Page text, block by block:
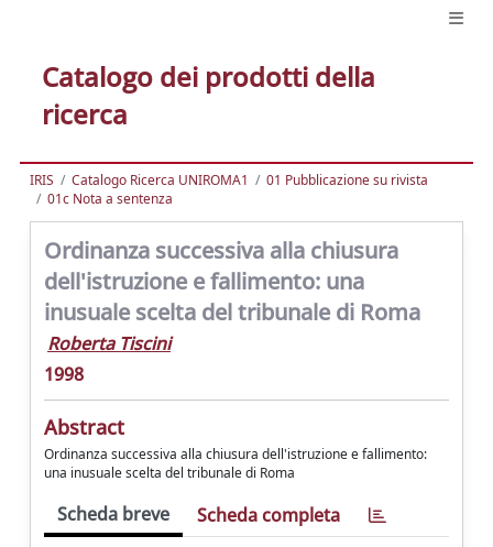
Catalogo dei prodotti della
ricerca
IRIS Catalogo Ricerca UNIROMA1
01 Pubblicazione su rivista
01c Nota a sentenza
Ordinanza successiva alla chiusura
dell'istruzione e fallimento: una
inusuale scelta del tribunale di Roma
Roberta Tiscini
1998
Abstract
Ordinanza successiva alla chiusura dell'istruzione e fallimento:
una inusuale scelta del tribunale di Roma
Scheda breve Scheda completa